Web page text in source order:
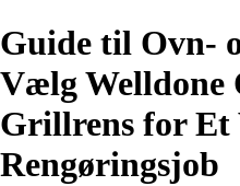
Guide til Ovn-
Vælg Welldone
Grillrens for Et
Rengøringsjob